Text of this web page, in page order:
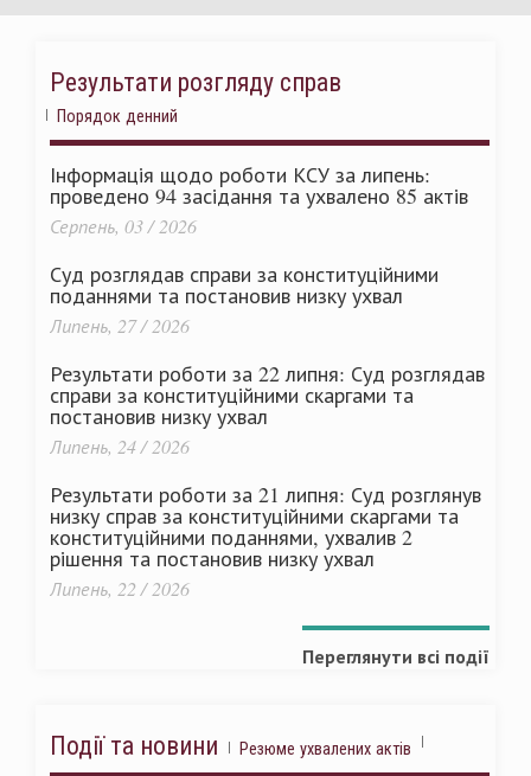
Результати розгляду справ
Порядок денний
Інформація щодо роботи КСУ за липень:
проведено 94 засідання та ухвалено 85 актів
Серпень, 03 / 2026
Суд розглядав справи за конституційними
поданнями та постановив низку ухвал
Липень, 27 / 2026
Результати роботи за 22 липня: Суд розглядав
справи за конституційними скаргами та
постановив низку ухвал
Липень, 24 / 2026
Результати роботи за 21 липня: Суд розглянув
низку справ за конституційними скаргами та
конституційними поданнями, ухвалив 2
рішення та постановив низку ухвал
Липень, 22 / 2026
Переглянути всі події
Події та новини Резюме ухвалених актів